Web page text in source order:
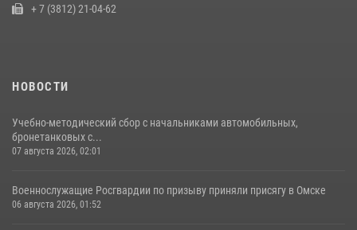
+ 7 (3812) 21-04-62
НОВОСТИ
Учебно-методический сбор с начальниками автомобильных,
бронетанковых с...
07 августа 2026, 02:01
Военнослужащие Росгвардии по призыву приняли присягу в Омске
06 августа 2026, 01:52